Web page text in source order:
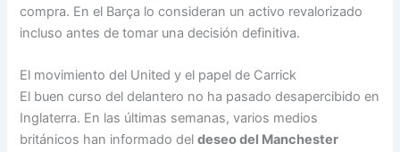
compra. En el Barça lo consideran un activo revalorizado
incluso antes de tomar una decisión definitiva.
El movimiento del United y el papel de Carrick
El buen curso del delantero no ha pasado desapercibido en
Inglaterra. En las últimas semanas, varios medios
británicos han informado deldeseo del Manchester